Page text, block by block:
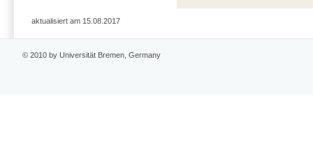
aktualisiert am 15.08.2017
© 2010 by Universität Bremen, Germany